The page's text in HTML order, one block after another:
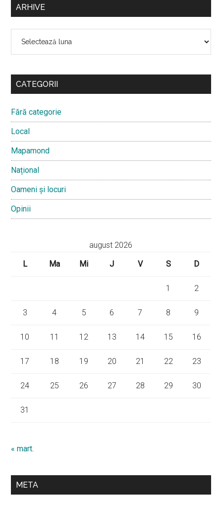
ARHIVE
CATEGORII
Fără categorie
Local
Mapamond
Național
Oameni și locuri
Opinii
august 2026
L
Ma Mi J V S D
1 2
3 4 5 6 7 8 9
10 11 12 13 14 15 16
17 18 19 20 21 22 23
24 25 26 27 28 29 30
31
« mart.
META